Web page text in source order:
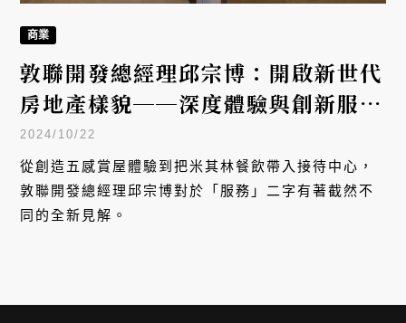
商業
敦聯開發總經理邱宗博：開啟新世代
房地產樣貌──深度體驗與創新服
務，缺一不可！
2024/10/22
從創造五感賞屋體驗到把米其林餐飲帶入接待中心，
敦聯開發總經理邱宗博對於「服務」二字有著截然不
同的全新見解。